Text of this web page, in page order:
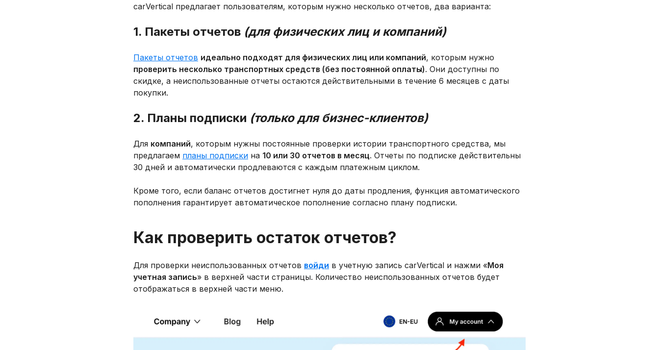
carVertical предлагает пользователям, которым нужно несколько отчетов, два варианта:
1. Пакеты отчетов (для физических лиц и компаний)
Пакеты отчетов идеально подходят для физических лиц или компаний, которым нужно
проверить несколько транспортных средств (без постоянной оплаты). Они доступны по
скидке, а неиспользованные отчеты остаются действительными в течение 6 месяцев с даты
покупки.
2. Планы подписки (только для бизнес-клиентов)
Для компаний, которым нужны постоянные проверки истории транспортного средства, мы
предлагаем планы подписки на 10 или 30 отчетов в месяц. Отчеты по подписке действительны
30 дней и автоматически продлеваются с каждым платежным циклом.
Кроме того, если баланс отчетов достигнет нуля до даты продления, функция автоматического
пополнения гарантирует автоматическое пополнение согласно плану подписки.
Как проверить остаток отчетов?
Для проверки неиспользованных отчетов войди в учетную запись carVertical и нажми «Моя
учетная запись» в верхней части страницы. Количество неиспользованных отчетов будет
отображаться в верхней части меню.